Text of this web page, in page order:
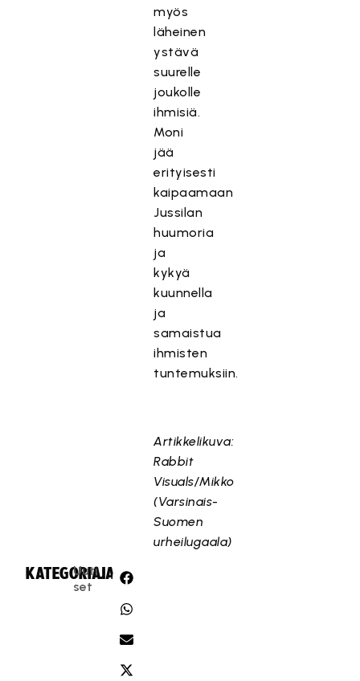
myös
läheinen
ystävä
suurelle
joukolle
ihmisiä.
Moni
jää
erityisesti
kaipaamaan
Jussilan
huumoria
ja
kykyä
kuunnella
ja
samaistua
ihmisten
tuntemuksiin.
Artikkelikuva:
Rabbit
Visuals/Mikko
(Varsinais-
Suomen
urheilugaala)
KATEGORIA:
Uuti
set
JAA: